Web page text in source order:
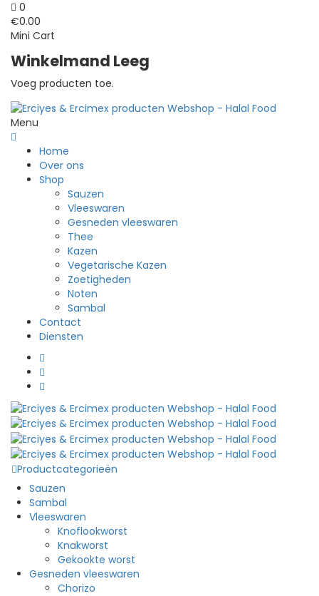
0
€0.00
Mini Cart
Winkelmand Leeg
Voeg producten toe.
Menu
Home
Over ons
Shop
Sauzen
Vleeswaren
Gesneden vleeswaren
Thee
Kazen
Vegetarische Kazen
Zoetigheden
Noten
Sambal
Contact
Diensten
Productcategorieën
Sauzen
Sambal
Vleeswaren
Knoflookworst
Knakworst
Gekookte worst
Gesneden vleeswaren
Chorizo